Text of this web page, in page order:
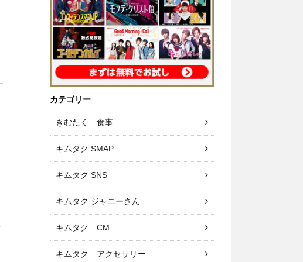
カテゴリー
きむたく 食事
キムタク SMAP
キムタク SNS
キムタク ジャニーさん
キムタク CM
キムタク アクセサリー